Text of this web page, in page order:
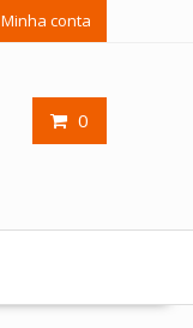
Minha conta
0